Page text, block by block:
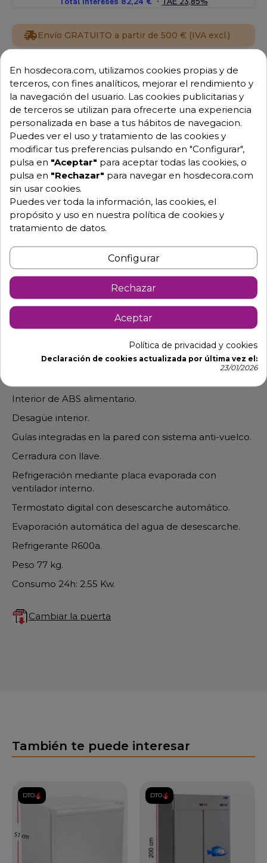
Envío GRATUITO a partir de 500 € (IVA excl.)
Garantía mínima de 1 año.
Pago 100% seguro.
Consulta tus dudas con nosotros.
976 25 59 91
info@hosdecora.com
Hablemos
Pide tu presupuesto
Detalles de producto
Nevera para bar 1 puerta acero inox. EFAR400SS
Interior de ABS alimentario.
Desagüe interior.
Guías integradas en la pared con sistema anti-vuelco.
Cerradura con llave.
Refrigeración mediante placa evaporada con
ventilador interno.
Termostato digital con desescarche automático.
Evaporación automática del agua de desescarche.
Refrigerante R600a.
Peso 77 kg.
Consumo 24h: 2.55 Kw.
Cambiar la puerta
También te puede interesar
DTO. DTO.
En hosdecora.com, utilizamos cookies propias y de
terceros, con fines analíticos, mejorar el rendimiento y
la navegación del usuario. Las cookies publicitarias y
de terceros se utilizan para ofrecerte una experiencia
personalizada en base a tus hábitos de navegacion.
Puedes ver el uso y tratamiento de las cookies y
modificar tus preferencias pulsando en "Configurar",
pulsa en "Aceptar" para aceptar todas las cookies, o
pulsa en "Rechazar" para navegar en hosdecora.com
sin usar cookies.
Puedes ver toda la información, las cookies, el
propósito y uso en nuestra política de cookies y
tratamiento de datos.
Configurar
Rechazar
Aceptar
Política de privacidad y cookies
Declaración de cookies actualizada por última vez el:
23/01/2026